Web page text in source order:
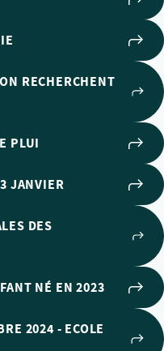
RECHERCHENT
PLUI
JANVIER
DES
NÉ EN 2023
2024 - ECOLE